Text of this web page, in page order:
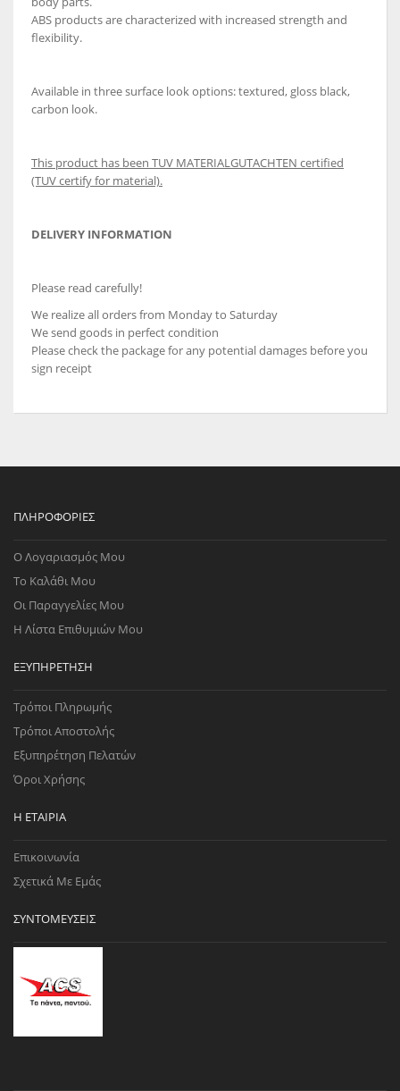
ABS products are characterized with increased strength and
flexibility.
Available in three surface look options: textured, gloss black,
carbon look.
This product has been TUV MATERIALGUTACHTEN certified
(TUV certify for material).
DELIVERY INFORMATION
Please read carefully!
We realize all orders from Monday to Saturday
We send goods in perfect condition
Please check the package for any potential damages before you
sign receipt
ΠΛΗΡΟΦΟΡΊΕΣ
Ο Λογαριασμός Μου
Το Καλάθι Μου
Οι Παραγγελίες Μου
Η Λίστα Επιθυμιών Μου
ΕΞΥΠΗΡΈΤΗΣΗ
Τρόποι Πληρωμής
Τρόποι Αποστολής
Εξυπηρέτηση Πελατών
Όροι Χρήσης
Η ΕΤΑΙΡΊΑ
Επικοινωνία
Σχετικά Με Εμάς
ΣΥΝΤΟΜΕΎΣΕΙΣ